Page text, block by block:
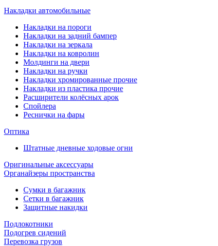
Накладки автомобильные
Накладки на пороги
Накладки на задний бампер
Накладки на зеркала
Накладки на ковролин
Молдинги на двери
Накладки на ручки
Накладки хромированные прочие
Накладки из пластика прочие
Расширители колёсных арок
Спойлера
Реснички на фары
Оптика
Штатные дневные ходовые огни
Оригинальные аксессуары
Органайзеры пространства
Сумки в багажник
Сетки в багажник
Защитные накидки
Подлокотники
Подогрев сидений
Перевозка грузов